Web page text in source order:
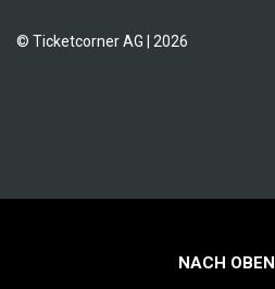
© Ticketcorner AG | 2026
NACH OBEN